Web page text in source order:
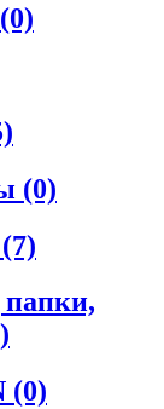
(0)
(0)
(7)
(0)